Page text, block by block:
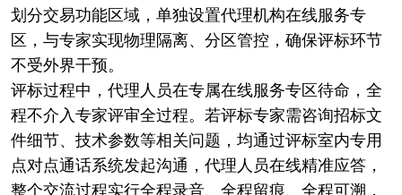
划分交易功能区域，单独设置代理机构在线服务专
区，与专家实现物理隔离、分区管控，确保评标环节
不受外界干预。
评标过程中，代理人员在专属在线服务专区待命，全
程不介入专家评审全过程。若评标专家需咨询招标文
件细节、技术参数等相关问题，均通过评标室内专用
点对点通话系统发起沟通，代理人员在线精准应答，
整个交流过程实行全程录音、全程留痕、全程可溯，